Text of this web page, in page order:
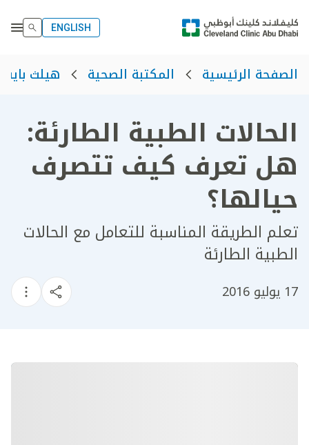
ENGLISH
الصفحة الرئيسية المكتبة الصحية هيلث بايت
الحالات الطبية الطارئة:
هل تعرف كيف تتصرف
حيالها؟
تعلم الطريقة المناسبة للتعامل مع الحالات
الطبية الطارئة
17 يوليو 2016